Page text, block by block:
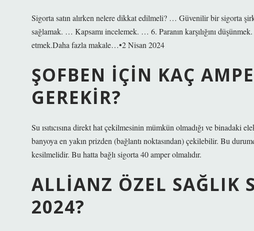
Sigorta satın alırken nelere dikkat edilmeli? … Güvenilir bir
sağlamak. … Kapsamı incelemek. … 6. Paranın karşılığını
etmek.Daha fazla makale…•2 Nisan 2024
ŞOFBEN IÇIN KAÇ
GEREKIR?
Su ısıtıcısına direkt hat çekilmesinin mümkün olmadığı ve binadaki
banyoya en yakın prizden (bağlantı noktasından) çekilebilir. Bu
kesilmelidir. Bu hatta bağlı sigorta 40 amper olmalıdır.
ALLIANZ ÖZEL SAĞLIK
2024?